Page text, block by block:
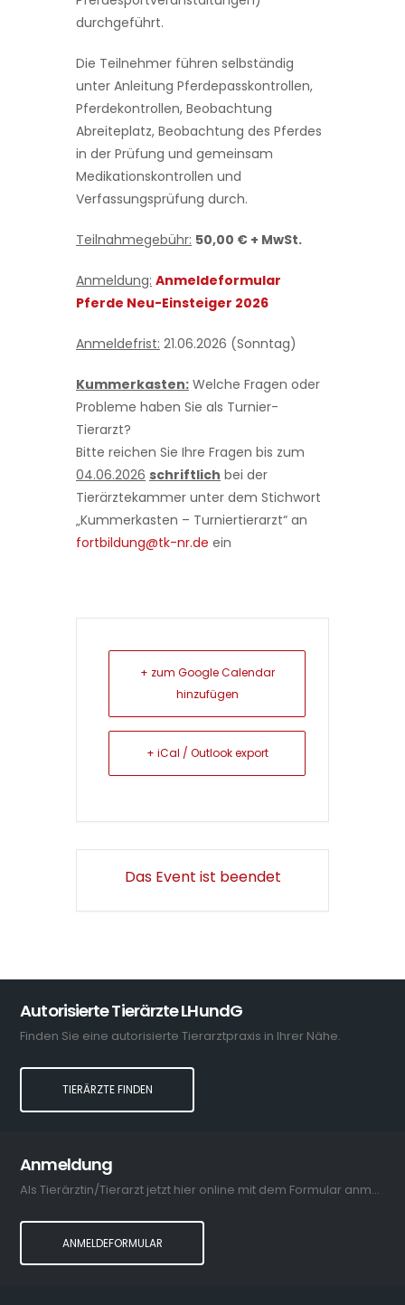
durchgeführt.
Die Teilnehmer führen selbständig
unter Anleitung Pferdepasskontrollen,
Pferdekontrollen, Beobachtung
Abreiteplatz, Beobachtung des Pferdes
in der Prüfung und gemeinsam
Medikationskontrollen und
Verfassungsprüfung durch.
Teilnahmegebühr: 50,00 € + MwSt.
Anmeldung: Anmeldeformular
Pferde Neu-Einsteiger 2026
Anmeldefrist: 21.06.2026 (Sonntag)
Kummerkasten: Welche Fragen oder
Probleme haben Sie als Turnier-
Tierarzt?
Bitte reichen Sie Ihre Fragen bis zum
04.06.2026 schriftlich bei der
Tierärztekammer unter dem Stichwort
„Kummerkasten – Turniertierarzt“ an
fortbildung@tk-nr.de ein
+ zum Google Calendar
hinzufügen
+ iCal / Outlook export
Das Event ist beendet
Autorisierte Tierärzte LHundG
Finden Sie eine autorisierte Tierarztpraxis in Ihrer Nähe.
TIERÄRZTE FINDEN
Anmeldung
Als Tierärztin/Tierarzt jetzt hier online mit dem Formular anmelden.
ANMELDEFORMULAR